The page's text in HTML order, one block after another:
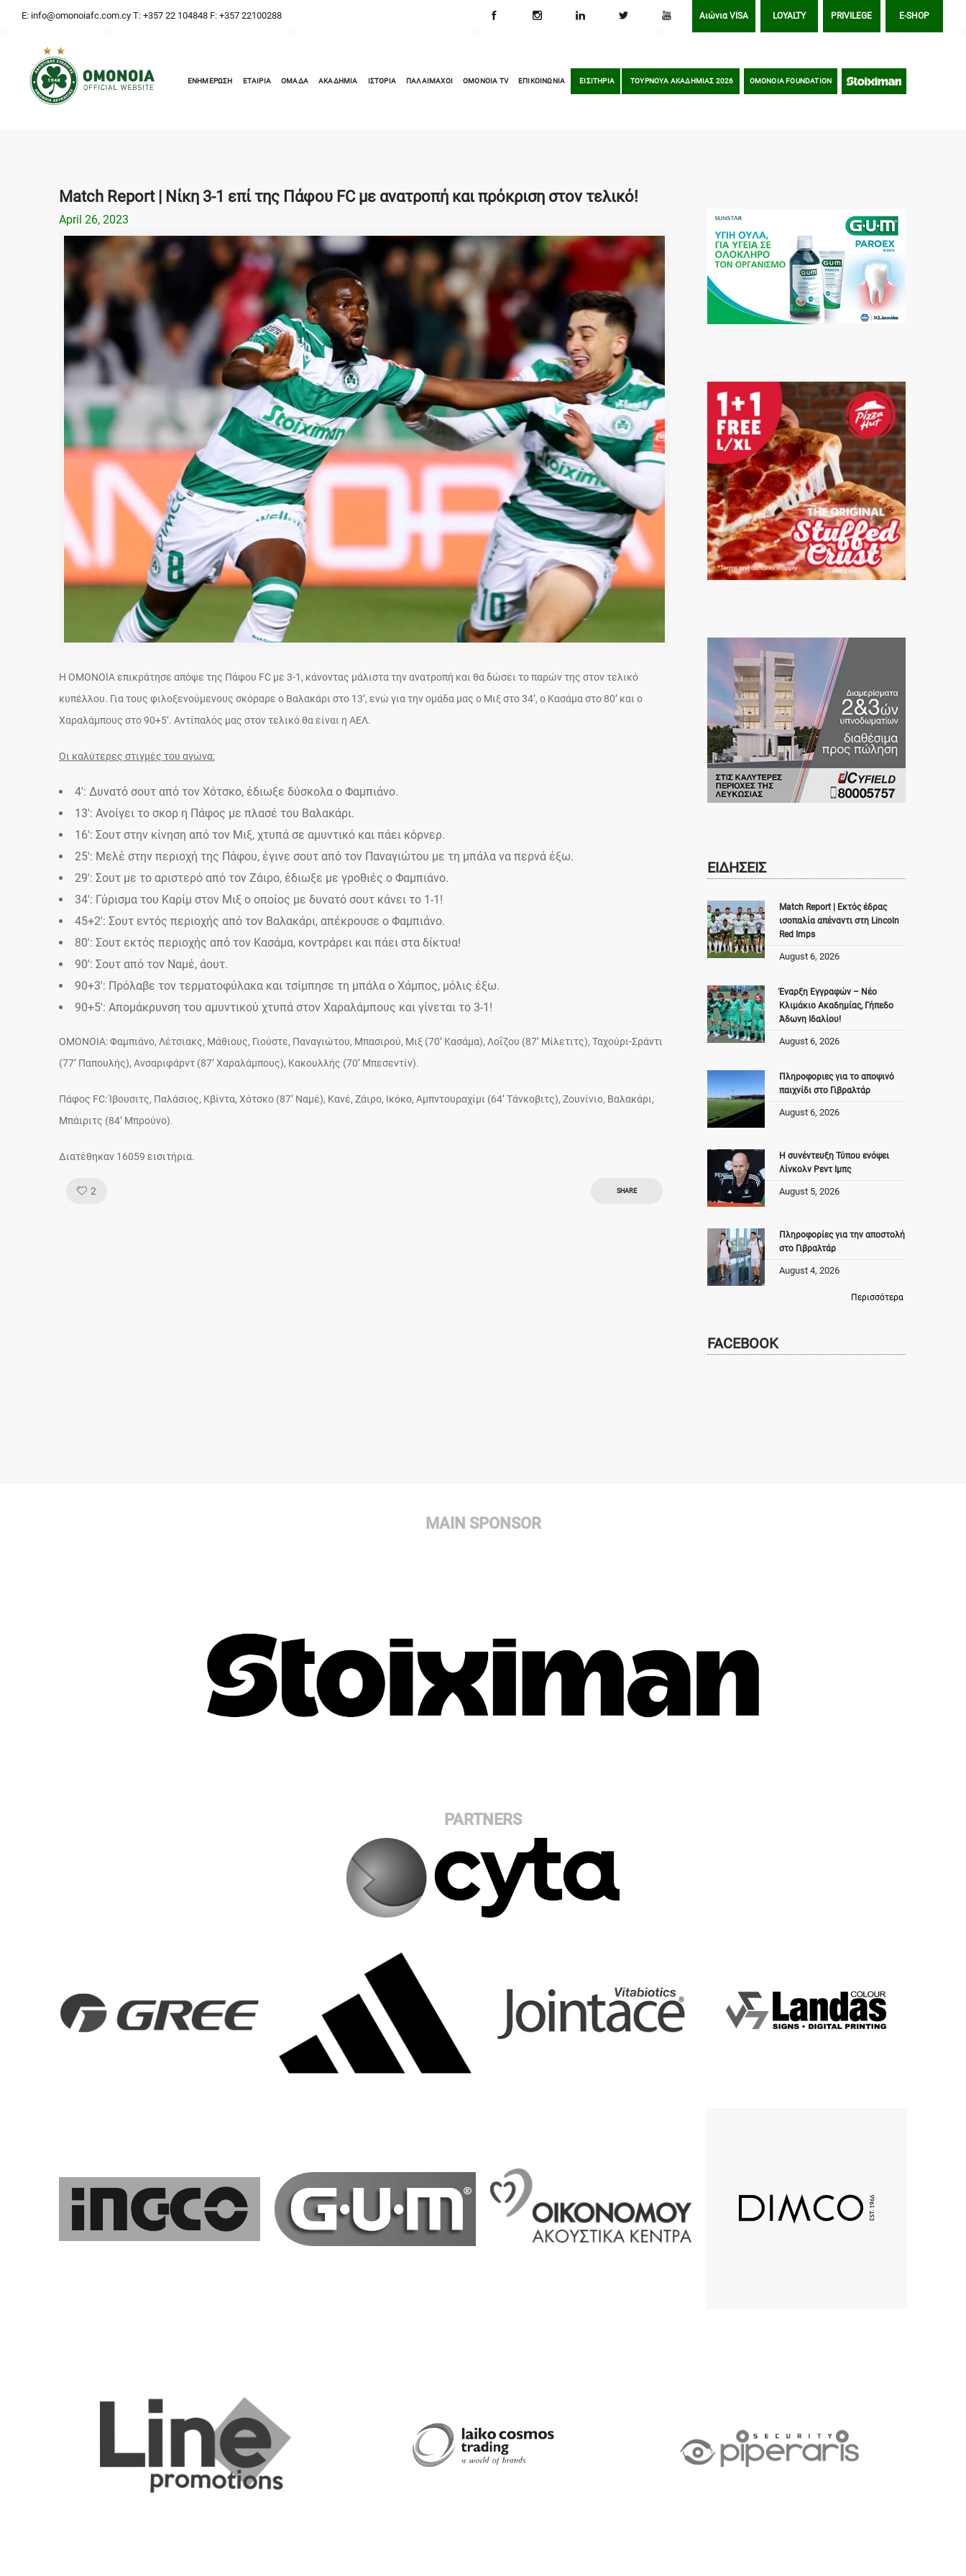
E: info@omonoiafc.com.cy T: +357 22 104848 F: +357 22100288 Αιώνια VISA LOYALTY PRIVILEGE E-SHOP
ΕΝΗΜΕΡΩΣΗ ΕΤΑΙΡΙΑ ΟΜΑΔΑ ΑΚΑΔΗΜΙΑ ΙΣΤΟΡΙΑ ΠΑΛΑΙΜΑΧΟΙ OMONOIA TV ΕΠΙΚΟΙΝΩΝΙΑ ΕΙΣΙΤΗΡΙΑ ΤΟΥΡΝΟΥΑ ΑΚΑΔΗΜΙΑΣ 2026 OMONOIA FOUNDATION STOIXIMAN
Match Report | Νίκη 3-1 επί της Πάφου FC με ανατροπή και πρόκριση στον τελικό!
April 26, 2023
Η ΟΜΟΝΟΙΑ επικράτησε απόψε της Πάφου FC με 3-1, κάνοντας μάλιστα την ανατροπή και θα δώσει το παρών της στον τελικό
κυπέλλου. Για τους φιλοξενούμενους σκόραρε ο Βαλακάρι στο 13’, ενώ για την ομάδα μας ο Μιξ στο 34’, ο Κασάμα στο 80’ και ο
Χαραλάμπους στο 90+5’. Αντίπαλός μας στον τελικό θα είναι η ΑΕΛ.
Οι καλύτερες στιγμές του αγώνα:
4′: Δυνατό σουτ από τον Χότσκο, έδιωξε δύσκολα ο Φαμπιάνο.
13′: Ανοίγει το σκορ η Πάφος με πλασέ του Βαλακάρι.
16′: Σουτ στην κίνηση από τον Μιξ, χτυπά σε αμυντικό και πάει κόρνερ.
25′: Μελέ στην περιοχή της Πάφου, έγινε σουτ από τον Παναγιώτου με τη μπάλα να περνά έξω.
29′: Σουτ με το αριστερό από τον Ζάιρο, έδιωξε με γροθιές ο Φαμπιάνο.
34′: Γύρισμα του Καρίμ στον Μιξ ο οποίος με δυνατό σουτ κάνει το 1-1!
45+2′: Σουτ εντός περιοχής από τον Βαλακάρι, απέκρουσε ο Φαμπιάνο.
80′: Σουτ εκτός περιοχής από τον Κασάμα, κοντράρει και πάει στα δίκτυα!
90′: Σουτ από τον Ναμέ, άουτ.
90+3′: Πρόλαβε τον τερματοφύλακα και τσίμπησε τη μπάλα ο Χάμπος, μόλις έξω.
90+5′: Aπομάκρυνση του αμυντικού χτυπά στον Χαραλάμπους και γίνεται το 3-1!
OMONOIA: Φαμπιάνο, Λέτσιακς, Μάθιους, Γιούστε, Παναγιώτου, Μπασιρού, Μιξ (70’ Κασάμα), Λοΐζου (87’ Μίλετιτς), Ταχούρι-Σράντι
(77’ Παπουλής), Ανσαριφάρντ (87’ Χαραλάμπους), Κακουλλής (70’ Μπεσεντίν).
Πάφος FC: Ίβουσιτς, Παλάσιος, Κβίντα, Χότσκο (87’ Ναμέ), Κανέ, Ζάιρο, Ικόκο, Αμπντουραχίμι (64’ Tάνκοβιτς), Ζουνίνιο, Βαλακάρι,
Μπάιριτς (84’ Μπρούνο).
Διατέθηκαν 16059 εισιτήρια.
2 SHARE
ΕΙΔΗΣΕΙΣ
Match Report | Εκτός έδρας
ισοπαλία απέναντι στη Lincoln
Red Imps
August 6, 2026
Έναρξη Εγγραφών – Νέο
Κλιμάκιο Ακαδημίας, Γήπεδο
Άδωνη Ιδαλίου!
August 6, 2026
Πληροφοριες για το αποψινό
παιχνίδι στο Γιβραλτάρ
August 6, 2026
Η συνέντευξη Τύπου ενόψει
Λίνκολν Ρεντ Ιμπς
August 5, 2026
Πληροφορίες για την αποστολή
στο Γιβραλτάρ
August 4, 2026
Περισσότερα
FACEBOOK
MAIN SPONSOR
PARTNERS